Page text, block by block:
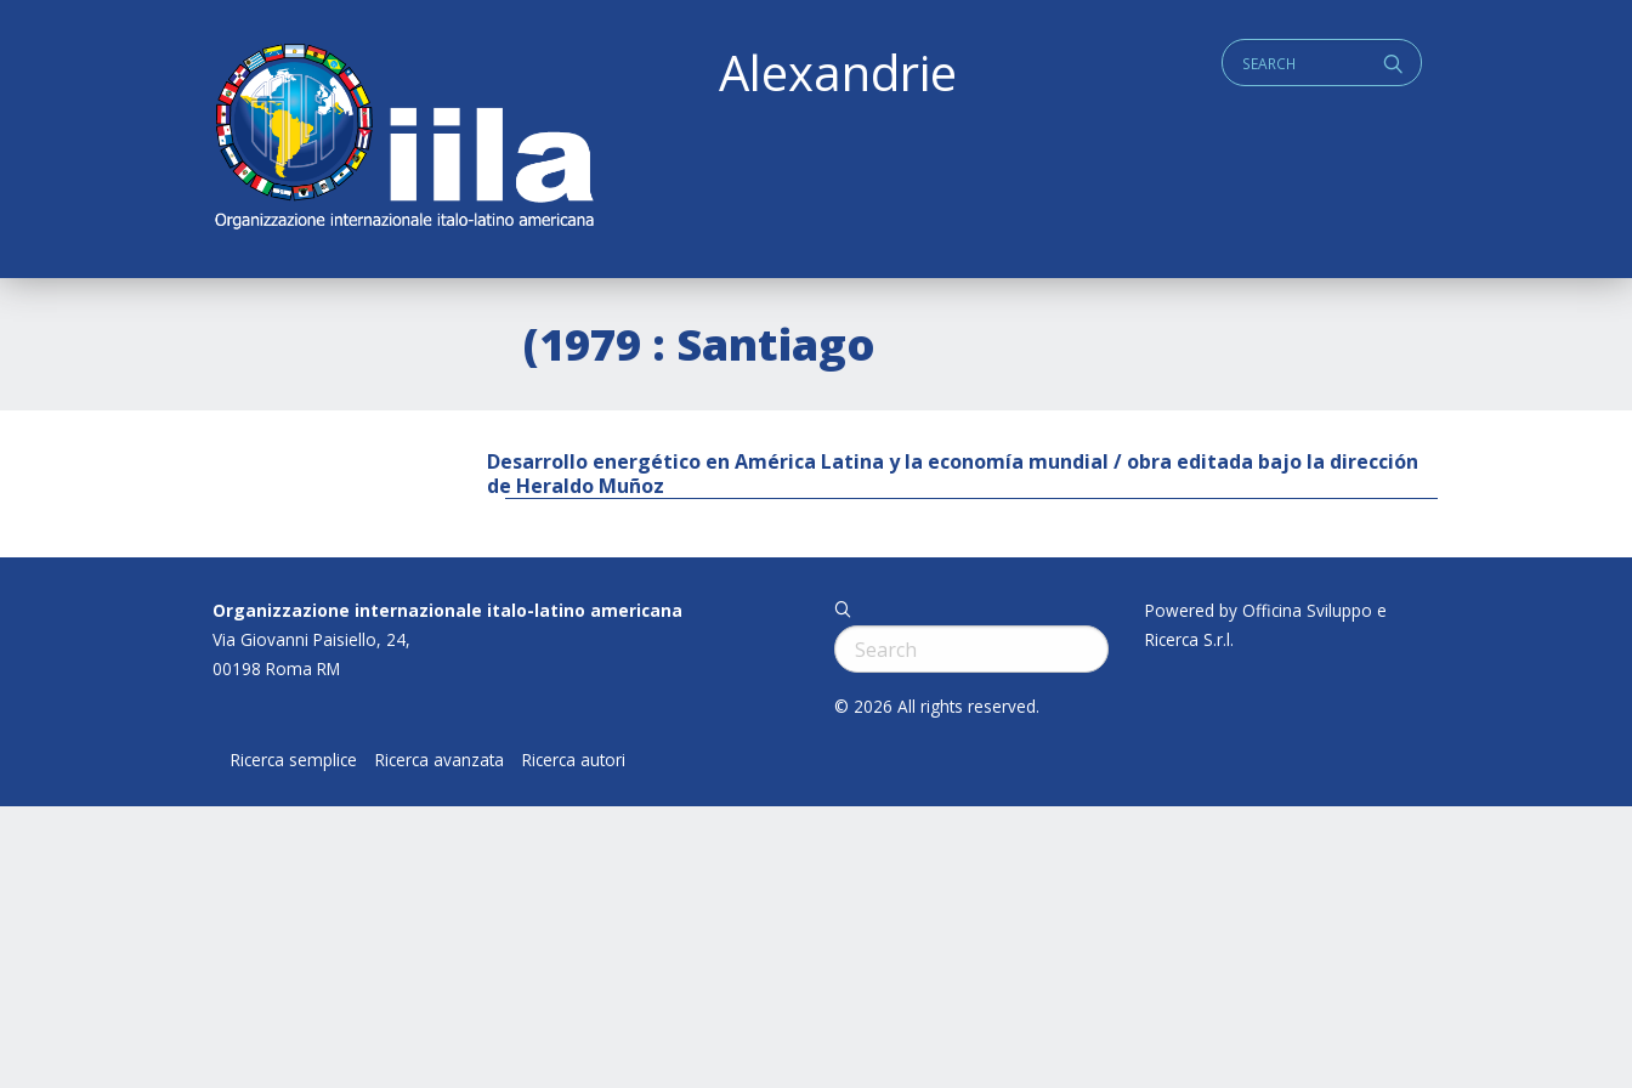
Alexandrie q
Cerca:
(1979 : Santiago
Desarrollo energético en América Latina y la economía mundial / obra editada bajo la dirección
de Heraldo Muñoz
Organizzazione internazionale italo-latino americana
Via Giovanni Paisiello, 24,
00198 Roma RM
Ricerca semplice Ricerca avanzata Ricerca autori
q
Cerca:
© 2026 All rights reserved.
Powered by Officina Sviluppo e
Ricerca S.r.l.